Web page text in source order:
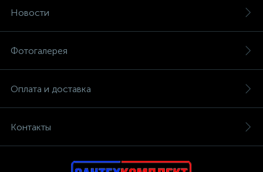
Новости
Фотогалерея
Оплата и доставка
Контакты